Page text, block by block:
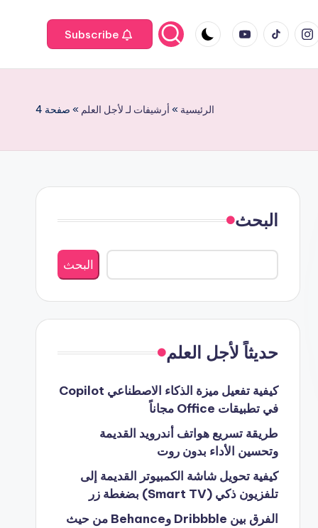
tiktok
Youtube
الرئيسية » أرشيفات لـ لأجل العلم » صفحة 4
البحث
البحث
حديثاً لأجل العلم
كيفية تفعيل ميزة الذكاء الاصطناعي Copilot
في تطبيقات Office مجاناً
طريقة تسريع هواتف أندرويد القديمة
وتحسين الأداء بدون روت
كيفية تحويل شاشة الكمبيوتر القديمة إلى
تلفزيون ذكي (Smart TV) بضغطة زر
الفرق بين Dribbble وBehance من حيث